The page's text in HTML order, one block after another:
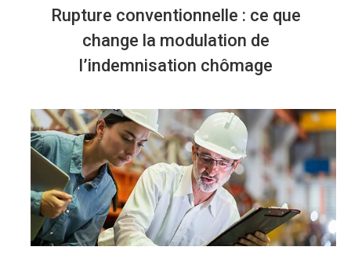
Rupture conventionnelle : ce que
change la modulation de
l’indemnisation chômage